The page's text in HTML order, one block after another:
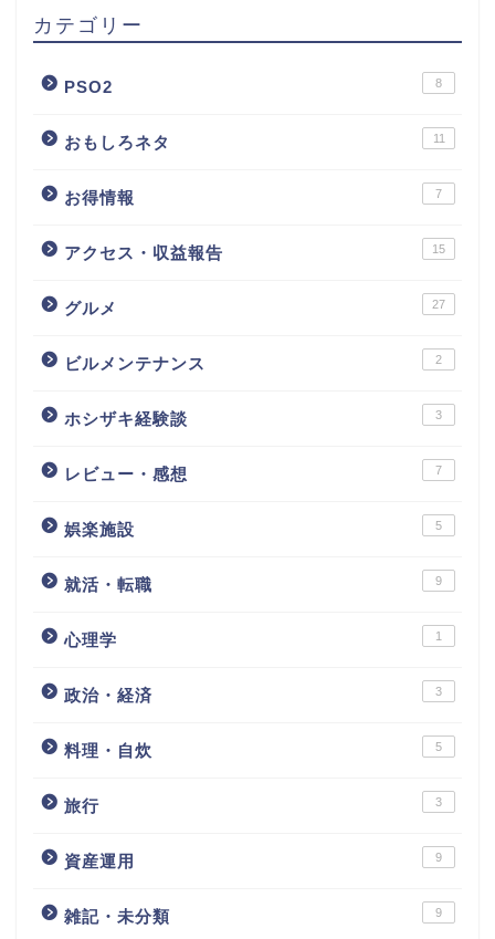
カテゴリー
PSO2 8
おもしろネタ 11
お得情報 7
アクセス・収益報告 15
グルメ 27
ビルメンテナンス 2
ホシザキ経験談 3
レビュー・感想 7
娯楽施設 5
就活・転職 9
心理学 1
政治・経済 3
料理・自炊 5
旅行 3
資産運用 9
雑記・未分類 9